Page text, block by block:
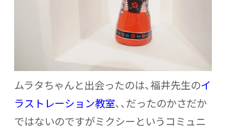
ムラタちゃんと出会ったのは、福井先生のイ
ラストレーション教室、、だったのかさだか
ではないのですがミクシーというコミュニ